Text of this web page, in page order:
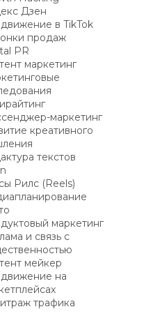
Дзен
в TikTok
продаж
PR
маркетинг
маркетинг
креативного
текстов
Рилс (Reels)
маркетинг
и связь с
мейкер
на
трафика